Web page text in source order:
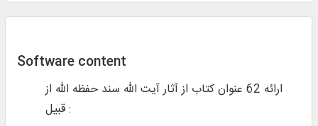
Software content
ارائه 62 عنوان کتاب از آثار آیت الله سند حفظه الله از
قبیل :